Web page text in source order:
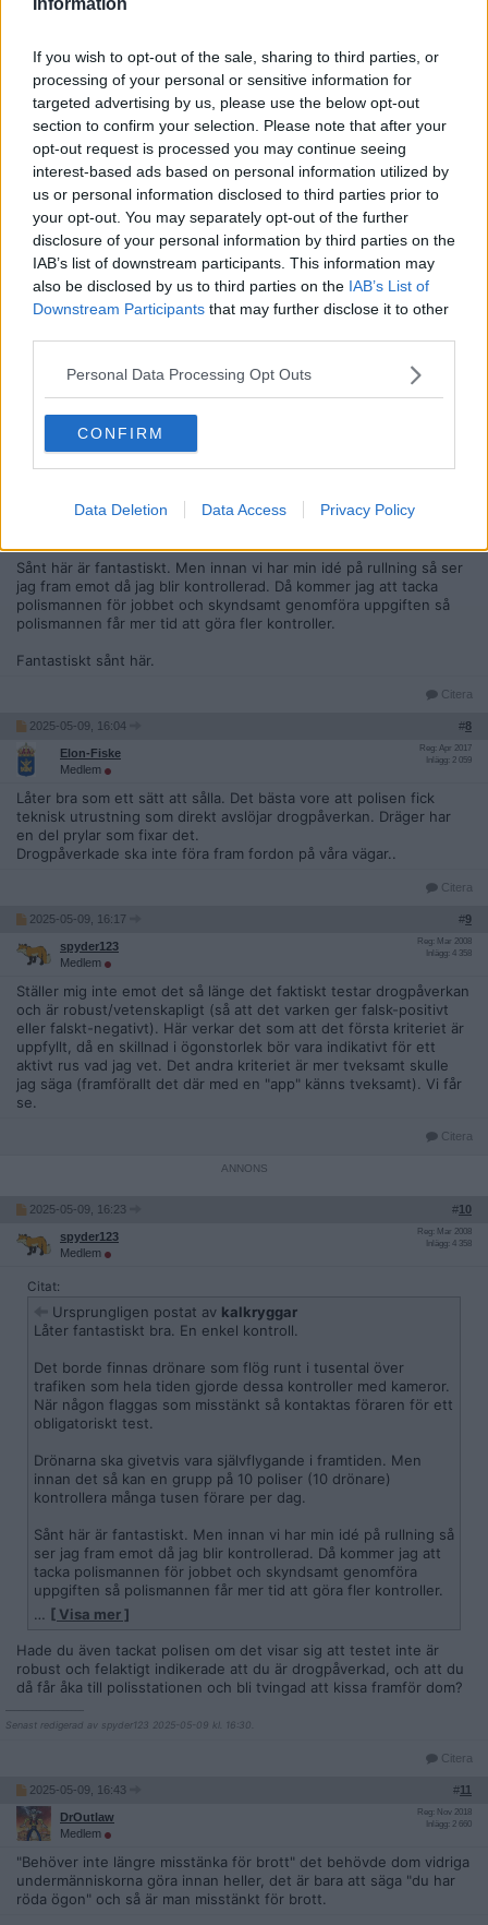
If you wish to opt-out of the sale, sharing to third parties, or
processing of your personal or sensitive information for
targeted advertising by us, please use the below opt-out
section to confirm your selection. Please note that after your
opt-out request is processed you may continue seeing
interest-based ads based on personal information utilized by
us or personal information disclosed to third parties prior to
your opt-out. You may separately opt-out of the further
disclosure of your personal information by third parties on the
IAB’s list of downstream participants. This information may
also be disclosed by us to third parties on the IAB’s List of
Downstream Participants that may further disclose it to other
Personal Data Processing Opt Outs
CONFIRM
Data Deletion Data Access Privacy Policy
rogkontrollera-forares-ogon-utan-misstanke-om-brott-blir-s
Vad anser ni om detta?
Det har de redan gjort i många år utan hjälpmedel!
kalkryggar
Citat:
Ursprungligen postat avsnigelslum
Vad anser ni om detta?
Det borde finnas drönare som flög runt i tusental över trafiken
som hela tiden gjorde dessa kontroller med kameror. När någon
flaggas som misstänkt så kontaktas föraren för ett obligatoriskt
test.
det så kan en grupp på 10 poliser (10 drönare) kontrollera många
Sånt här är fantastiskt. Men innan vi har min idé på rullning så ser
jag fram emot då jag blir kontrollerad. Då kommer jag att tacka
polismannen för jobbet och skyndsamt genomföra uppgiften så
polismannen får mer tid att göra fler kontroller.
Fantastiskt sånt här.
Citera
2025-05-09, 16:04 #8
Elon-Fiske
Medlem
Reg: Apr 2017
Inlägg: 2 059
Låter bra som ett sätt att sålla. Det bästa vore att polisen fick
teknisk utrustning som direkt avslöjar drogpåverkan. Dräger har
en del prylar som fixar det.
Drogpåverkade ska inte föra fram fordon på våra vägar..
Citera
2025-05-09, 16:17 #9
spyder123
Medlem
Reg: Mar 2008
Inlägg: 4 358
Ställer mig inte emot det så länge det faktiskt testar drogpåverkan
och är robust/vetenskapligt (så att det varken ger falsk-positivt
eller falskt-negativt). Här verkar det som att det första kriteriet är
uppfyllt, då en skillnad i ögonstorlek bör vara indikativt för ett
aktivt rus vad jag vet. Det andra kriteriet är mer tveksamt skulle
jag säga (framförallt det där med en "app" känns tveksamt). Vi får
se.
Citera
2025-05-09, 16:23 #10
spyder123
Medlem
Reg: Mar 2008
Inlägg: 4 358
Citat:
Ursprungligen postat av kalkryggar
Låter fantastiskt bra. En enkel kontroll.
Det borde finnas drönare som flög runt i tusental över
trafiken som hela tiden gjorde dessa kontroller med kameror.
När någon flaggas som misstänkt så kontaktas föraren för ett
obligatoriskt test.
Drönarna ska givetvis vara självflygande i framtiden. Men
innan det så kan en grupp på 10 poliser (10 drönare)
kontrollera många tusen förare per dag.
Sånt här är fantastiskt. Men innan vi har min idé på rullning så
ser jag fram emot då jag blir kontrollerad. Då kommer jag att
tacka polismannen för jobbet och skyndsamt genomföra
uppgiften så polismannen får mer tid att göra fler kontroller.
Fantastiskt sånt här.
… [ Visa mer ]
Hade du även tackat polisen om det visar sig att testet inte är
robust och felaktigt indikerade att du är drogpåverkad, och att du
då får åka till polisstationen och bli tvingad att kissa framför dom?
Senast redigerad av spyder123 2025-05-09 kl. 16:30.
Citera
2025-05-09, 16:43 #11
DrOutlaw
Medlem
Reg: Nov 2018
Inlägg: 2 660
"Behöver inte längre misstänka för brott" det behövde dom vidriga
undermänniskorna göra innan heller, det är bara att säga "du har
röda ögon" och så är man misstänkt för brott.